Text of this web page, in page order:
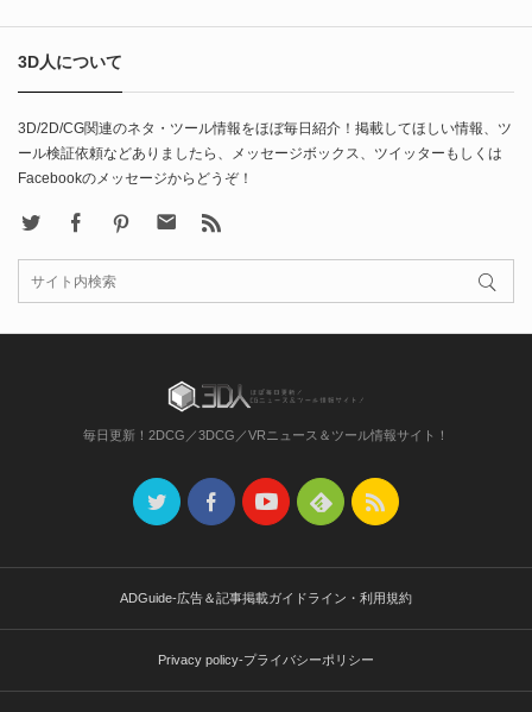
3D人について
3D/2D/CG関連のネタ・ツール情報をほぼ毎日紹介！掲載してほしい情報、ツ
ール検証依頼などありましたら、メッセージボックス、ツイッターもしくは
Facebookのメッセージからどうぞ！
FacebookPinterest Contact
毎日更新！2DCG／3DCG／VRニュース＆ツール情報サイト！
ADGuide-広告＆記事掲載ガイドライン・利用規約
Privacy policy-プライバシーポリシー